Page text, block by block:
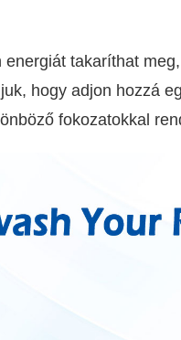
takaríthat
hogy adjon hozzá
fokozatokkal